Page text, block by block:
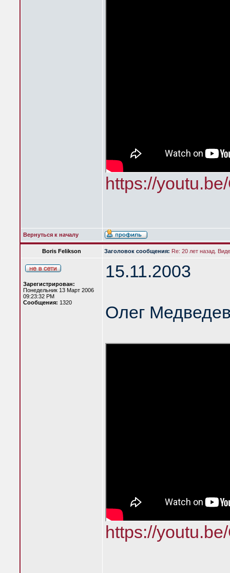
https://
Вернуться к началу
Boris Felikson Заголовок сообщения: Re: 20 лет назад.
Зарегистрирован:
Понедельник 13 Март 2006
09:23:32 PM
Сообщения: 1320
15.11.2003
Олег
https://